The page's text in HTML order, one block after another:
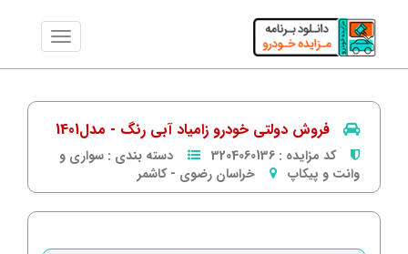
فروش دولتی خودرو زامیاد آبی رنگ - مدل1401
کد مزایده : 3204060136 دسته بندی : سواری و
وانت و پیکاپ
خراسان رضوی - كاشمر